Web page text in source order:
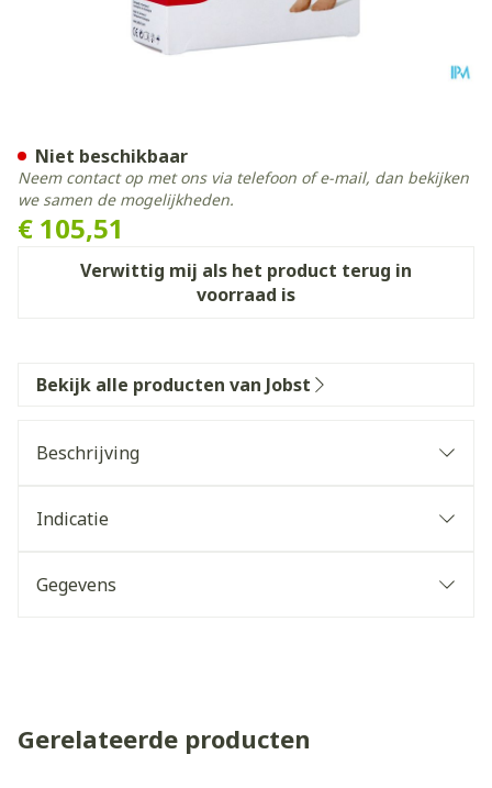
€ 105,51
Verwittig mij als het product terug in
voorraad is
Niet beschikbaar
Neem contact op met ons via telefoon of e-mail, dan bekijken
we samen de mogelijkheden.
Bekijk alle producten van Jobst
Beschrijving
Indicatie
Gegevens
Gerelateerde producten